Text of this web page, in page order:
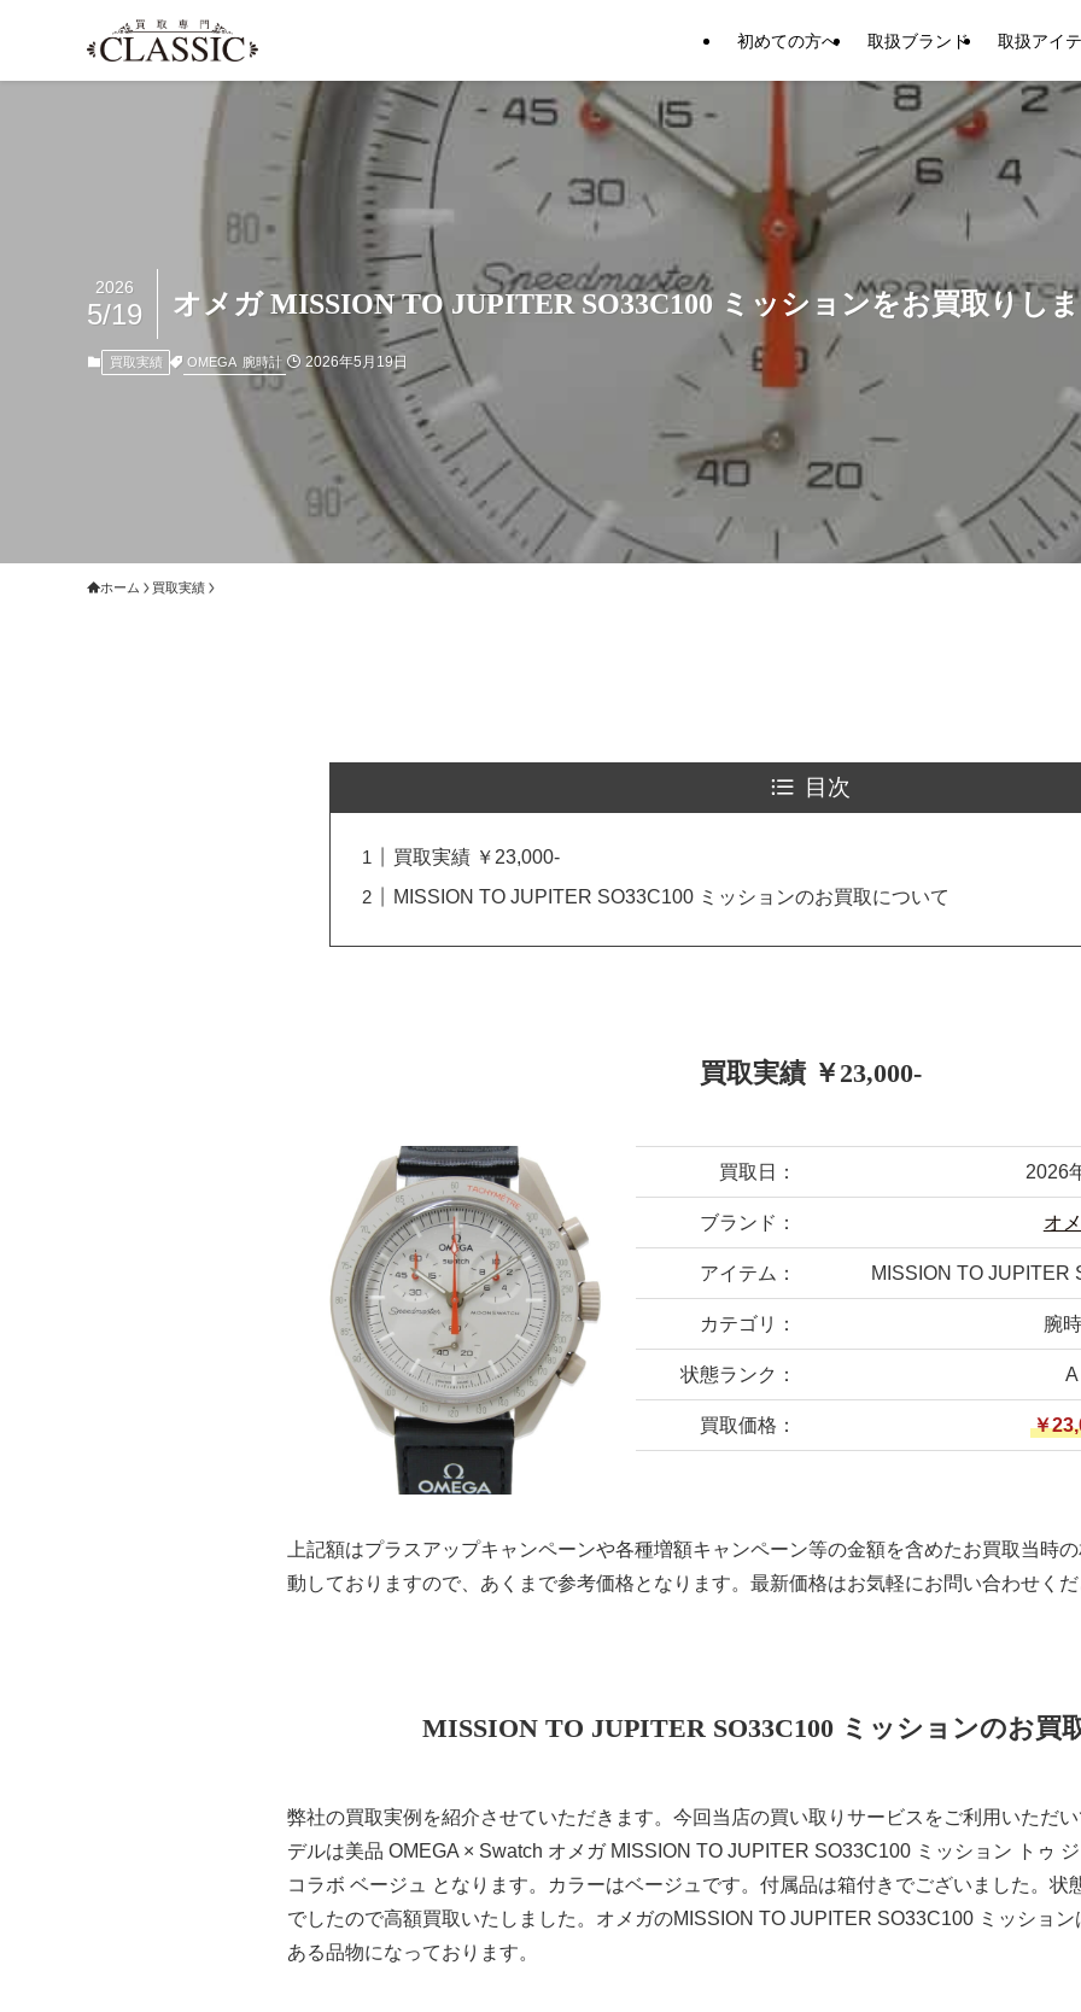
初めての方へ 取扱ブランド 取扱アイ
オメガ MISSION TO JUPITER SO33C100 ミッションをお買取りし
2026
5/19
買取実績 OMEGA 腕時計 2026年5月19日
ホーム 買取実績
目次
買取実績 ￥23,000-
MISSION TO JUPITER SO33C100 ミッションのお買取について
買取実績 ￥23,000-
買取日： 2026
ブランド： オ
アイテム： MISSION TO JUPITER
カテゴリ： 腕
状態ランク： A
買取価格： ￥
上記額はプラスアップキャンペーンや各種増額キャンペーン等の金額を含めたお買取当時
動しておりますので、あくまで参考価格となります。最新価格はお気軽にお問い合わせくだ
MISSION TO JUPITER SO33C100 ミッションのお買
弊社の買取実例を紹介させていただきます。今回当店の買い取りサービスをご利用いただ
デルは美品 OMEGA × Swatch オメガ MISSION TO JUPITER SO33C100 ミッション トゥ
コラボ ベージュ となります。カラーはベージュです。付属品は箱付きでございました。状
でしたので高額買取いたしました。オメガのMISSION TO JUPITER SO33C100 ミッショ
ある品物になっております。